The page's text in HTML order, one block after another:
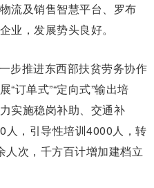
流及销售智慧平台、罗布
业，发展势头良好。
步推进东西部扶贫劳务协作
订单式”“定向式”输出培
实施稳岗补助、交通补
人，引导性培训4000人，转
次，千方百计增加建档立